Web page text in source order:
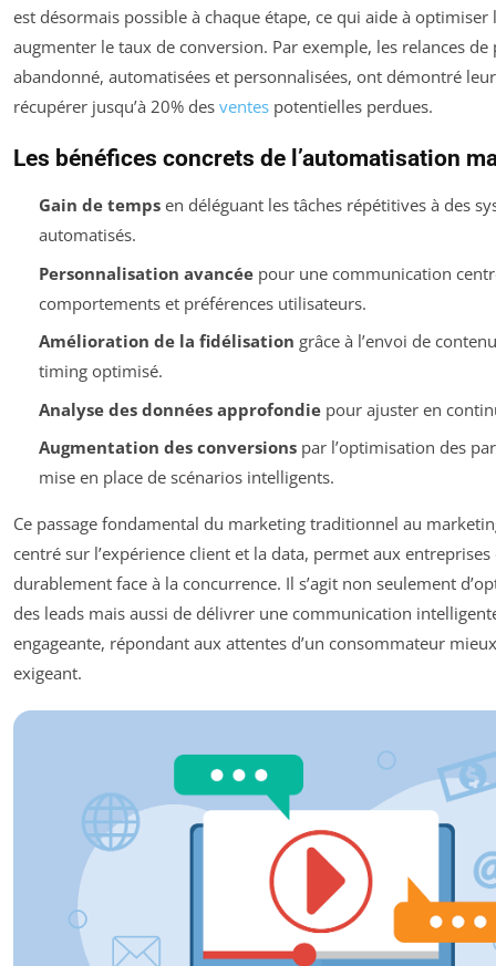
est désormais possible à chaque étape, ce qui aide à optimiser
augmenter le taux de conversion. Par exemple, les relances de
abandonné, automatisées et personnalisées, ont démontré
récupérer jusqu’à 20% des ventes potentielles perdues.
Les bénéfices concrets de l’automatisation
Gain de tempsen déléguant les tâches répétitives à des
automatisés.
Personnalisation avancéepour une communication
comportements et préférences utilisateurs.
Amélioration de la fidélisation grâce à l’envoi de
timing optimisé.
Analyse des données approfondiepour ajuster en
Augmentation des conversionspar l’optimisation des
mise en place de scénarios intelligents.
Ce passage fondamental du marketing traditionnel au
centré sur l’expérience client et la data, permet aux
durablement face à la concurrence. Il s’agit non seulement
des leads mais aussi de délivrer une communication
engageante, répondant aux attentes d’un consommateur
exigeant.